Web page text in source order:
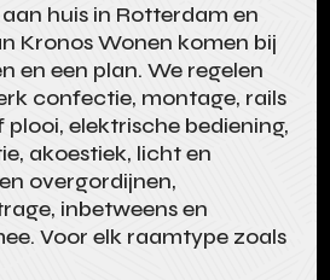
huis in Rotterdam en
Kronos Wonen komen bij
en een plan. We regelen
confectie, montage, rails
elektrische bediening,
akoestiek, licht en
overgordijnen,
inbetweens en
Voor elk raamtype zoals